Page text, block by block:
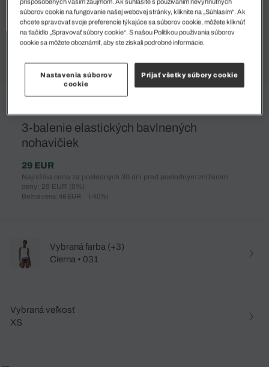
3-balenie elastických bavlnených
nohavičiek
29 EUR
Najnižšia cena za posledných 30 dní pred posledným znížením
ceny: 29 EUR (0%)
Bežná cena: 48 EUR (-40%)
Vybraná farba (+3)
Cierna • 031
Vybraná veľkosť
XS
prispôsobených vašim záujmom. Ak súhlasíte s používaním nevyhnutných
súborov cookie na fungovanie našej webovej stránky, kliknite na „Súhlasím“. Ak
chcete spravovať svoje preferencie týkajúce sa súborov cookie, môžete kliknúť
na tlačidlo „Spravovať súbory cookie“. S našou Politikou používania súborov
cookie sa môžete oboznámiť, aby ste získali podrobné informácie.
Nastavenia súborov
cookie
Prijať všetky súbory cookie